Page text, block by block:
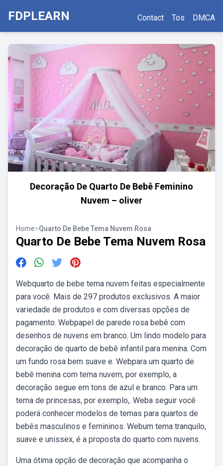
FDPLEARN Contact Tos DMCA
Decoração De Quarto De Bebê Feminino
Nuvem – oliver
Home>Quarto De Bebe Tema Nuvem Rosa
Quarto De Bebe Tema Nuvem Rosa
Webquarto de bebe tema nuvem feitas especialmente
para você. Mais de 297 produtos exclusivos. A maior
variedade de produtos e com diversas opções de
pagamento. Webpapel de parede rosa bebê com
desenhos de nuvens em branco. Um lindo modelo para
decoração de quarto de bebê infantil para menina. Com
um fundo rosa bem suave e. Webpara um quarto de
bebê menina com tema nuvem, por exemplo, a
decoração segue em tons de azul e branco. Para um
tema de princesas, por exemplo,. Weba seguir você
poderá conhecer modelos de temas para quartos de
bebês masculinos e femininos. Webum tema tranquilo,
suave e unissex, é a proposta do quarto com nuvens.
Uma ótima opção de decoração que acompanha o